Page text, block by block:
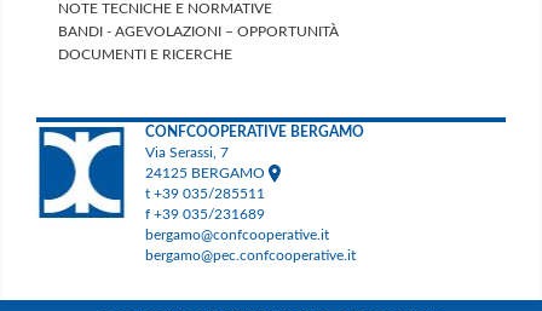
NOTE TECNICHE E NORMATIVE
BANDI - AGEVOLAZIONI – OPPORTUNITÀ
DOCUMENTI E RICERCHE
CONFCOOPERATIVE BERGAMO
Via Serassi, 7
24125 BERGAMO
t +39 035/285511
f +39 035/231689
bergamo@confcooperative.it
bergamo@pec.confcooperative.it